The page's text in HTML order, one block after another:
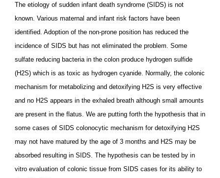
The etiology of sudden infant death syndrome (SIDS) is not
known. Various maternal and infant risk factors have been
identified. Adoption of the non-prone position has reduced the
incidence of SIDS but has not eliminated the problem. Some
sulfate reducing bacteria in the colon produce hydrogen sulfide
(H2S) which is as toxic as hydrogen cyanide. Normally, the colonic
mechanism for metabolizing and detoxifying H2S is very effective
and no H2S appears in the exhaled breath although small amounts
are present in the flatus. We are putting forth the hypothesis that in
some cases of SIDS colonocytic mechanism for detoxifying H2S
may not have matured by the age of 3 months and H2S may be
absorbed resulting in SIDS. The hypothesis can be tested by in
vitro evaluation of colonic tissue from SIDS cases for its ability to